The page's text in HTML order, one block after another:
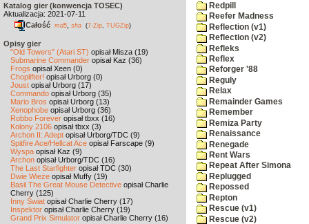
Katalog gier (konwencja TOSEC)
Aktualizacja: 2021-07-11
Całość md5 sha (7-Zip TUGZip)
Opisy gier
"Old Towers" (Atari ST) opisał Misza (19)
Submarine Commander opisał Kaz (36)
Frogs opisał Xeen (0)
Choplifter! opisał Urborg (0)
Joust opisał Urborg (17)
Commando opisał Urborg (35)
Mario Bros opisał Urborg (13)
Xenophobe opisał Urborg (36)
Robbo Forever opisał tbxx (16)
Kolony 2106 opisał tbxx (3)
Archon II: Adept opisał Urborg/TDC (9)
Spitfire Ace/Hellcat Ace opisał Farscape (9)
Wyspa opisał Kaz (9)
Archon opisał Urborg/TDC (16)
The Last Starfighter opisał TDC (30)
Dwie Wieże opisał Muffy (19)
Basil The Great Mouse Detective opisał Charlie
Cherry (125)
Inny Świat opisał Charlie Cherry (17)
Inspektor opisał Charlie Cherry (19)
Grand Prix Simulator opisał Charlie Cherry (16)
Redpill
Reefer Madness
Reflection (v1)
Reflection (v2)
Refleks
Reflex
Reforger '88
Reguly
Relax
Remainder Games
Remember
Remiza Party
Renaissance
Renegade
Rent Wars
Repeat After Simona
Replugged
Repossed
Repton
Rescue (v1)
Rescue (v2)